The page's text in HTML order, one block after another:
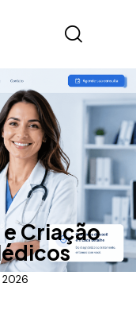
Criação
2026